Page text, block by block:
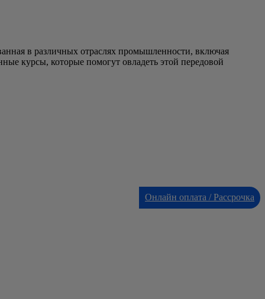
в различных отраслях промышленности, включая
курсы, которые помогут овладеть этой передовой
Онлайн оплата / Рассрочка